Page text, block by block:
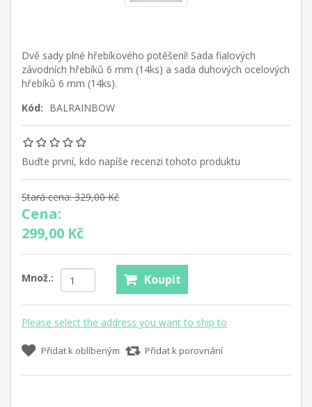
Dvě sady plné hřebíkového potěšení! Sada fialových
závodních hřebíků 6 mm (14ks) a sada duhových ocelových
hřebíků 6 mm (14ks).
Kód: BALRAINBOW
Buďte první, kdo napíše recenzi tohoto produktu
Stará cena: 329,00 Kč
Cena:
299,00 Kč
Množ.: Koupit
Please select the address you want to ship to
Přidat k oblíbeným Přidat k porovnání